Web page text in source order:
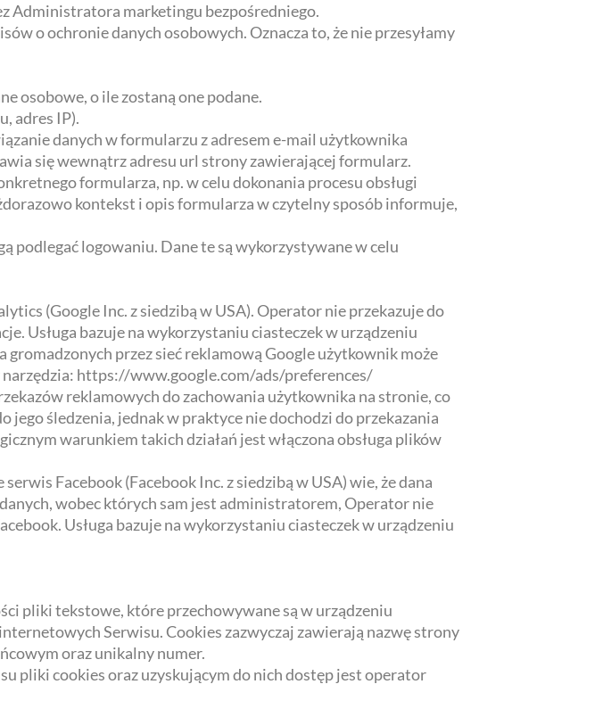
Administratora marketingu bezpośredniego.
o ochronie danych osobowych. Oznacza to, że nie przesyłamy
osobowe, o ile zostaną one podane.
adres IP).
danych w formularzu z adresem e-mail użytkownika
się wewnątrz adresu url strony zawierającej formularz.
formularza, np. w celu dokonania procesu obsługi
kontekst i opis formularza w czytelny sposób informuje,
logowaniu. Dane te są wykorzystywane w celu
(Google Inc. z siedzibą w USA). Operator nie przekazuje do
Usługa bazuje na wykorzystaniu ciasteczek w urządzeniu
przez sieć reklamową Google użytkownik może
https://www.google.com/ads/preferences/
reklamowych do zachowania użytkownika na stronie, co
jego śledzenia, jednak w praktyce nie dochodzi do przekazania
warunkiem takich działań jest włączona obsługa plików
Facebook (Facebook Inc. z siedzibą w USA) wie, że dana
wobec których sam jest administratorem, Operator nie
Usługa bazuje na wykorzystaniu ciasteczek w urządzeniu
pliki tekstowe, które przechowywane są w urządzeniu
Serwisu. Cookies zazwyczaj zawierają nazwę strony
oraz unikalny numer.
pliki cookies oraz uzyskującym do nich dostęp jest operator